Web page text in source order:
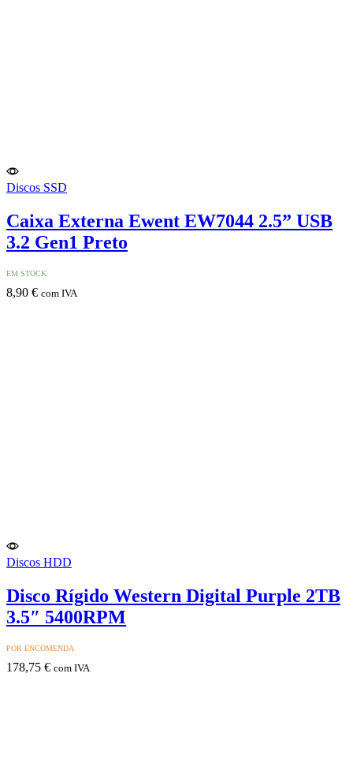
Discos SSD
Caixa Externa Ewent EW7044 2.5” USB
3.2 Gen1 Preto
EM STOCK
8,90 € com IVA
Discos HDD
Disco Rígido Western Digital Purple 2TB
3.5″ 5400RPM
POR ENCOMENDA
178,75 € com IVA